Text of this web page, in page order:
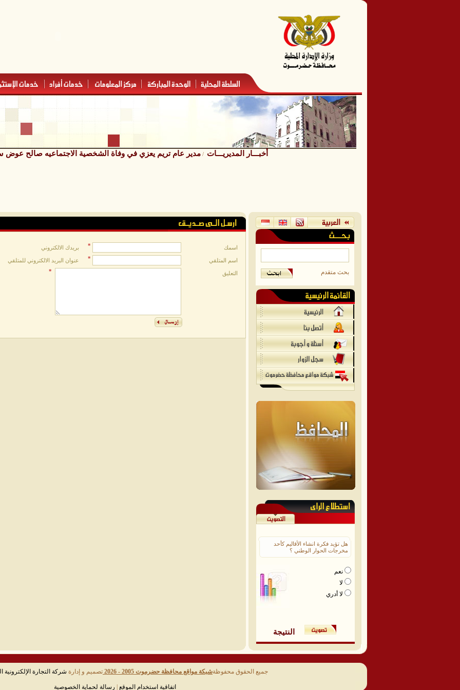
أخبـــار المديريـــات / مدير عام تريم يعزي في وفاة الشخصية الاجتماعيه صالح عوض
اسمك * بريدك الالكتروني
اسم المتلقي * عنوان البريد الالكتروني للمتلقي
التعليق * بحث متقدم
هل تؤيد فكرة انشاء الأقاليم كأحد
مخرجات الحوار الوطني ؟
نعم
لا
لا أدري
النتيجة
جميع الحقوق محفوظةشبكة مواقع محافظة حضرموت 2005 - 2026 تصميم و إدارة شركة التجارة الإلكترونية
اتفاقية استخدام الموقع رسالة لحماية الخصوصية